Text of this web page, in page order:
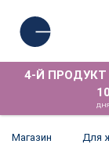
4-Й ПРОДУКТ
10
ДНЯ
Магазин Для